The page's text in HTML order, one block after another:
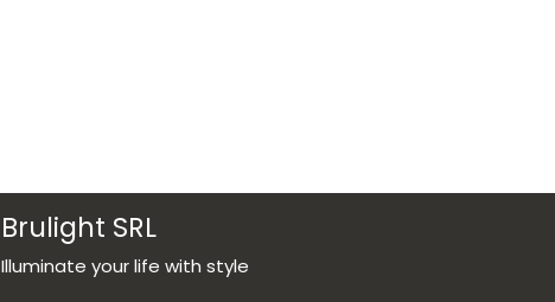
Brulight SRL
Illuminate your life with style